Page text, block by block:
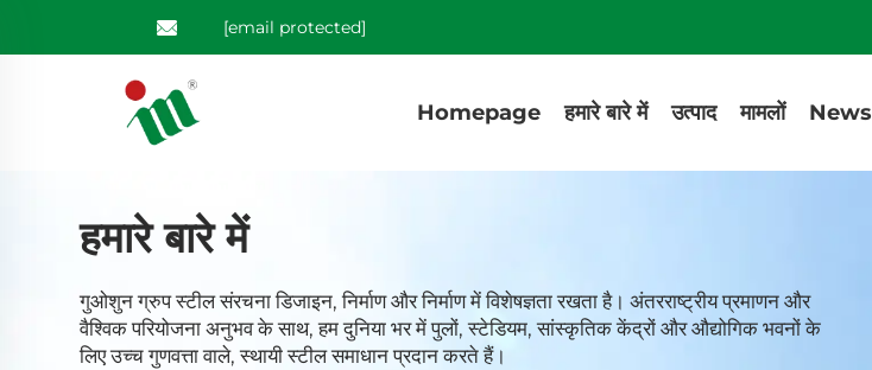
[email protected]
Homepage हमारे बारे में उत्पाद मामलों News
हमारे बारे में
गुओशुन ग्रुप स्टील संरचना डिजाइन, निर्माण और निर्माण में विशेषज्ञता रखता है। अंतरराष्ट्रीय प्रमाणन और
वैश्विक परियोजना अनुभव के साथ, हम दुनिया भर में पुलों, स्टेडियम, सांस्कृतिक केंद्रों और औद्योगिक भवनों के
लिए उच्च गुणवत्ता वाले, स्थायी स्टील समाधान प्रदान करते हैं।